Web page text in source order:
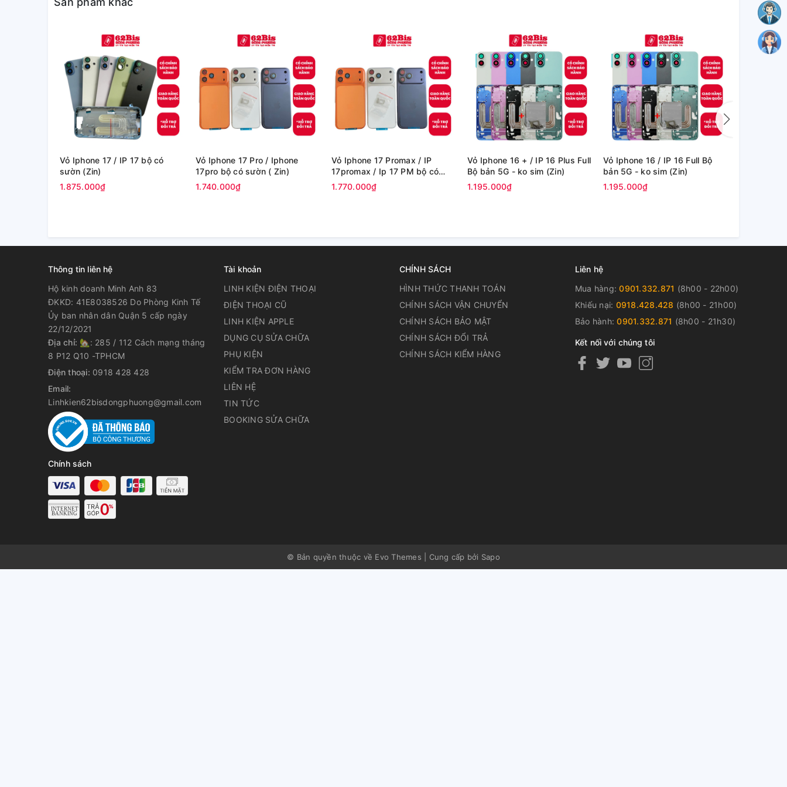
Vỏ Iphone 17 / IP 17 bộ có
sườn (Zin)
1.875.000₫
Vỏ Iphone 17 Pro / Iphone
17pro bộ có sườn ( Zin)
1.740.000₫
Vỏ Iphone 17 Promax / IP
17promax / Ip 17 PM bộ có
sườn ( Zin)
1.770.000₫
Vỏ Iphone 16 + / IP 16 Plus Full
Bộ bản 5G - ko sim (Zin)
1.195.000₫
Vỏ Iphone 16 / IP 16 Full Bộ
bản 5G - ko sim (Zin)
1.195.000₫
Thông tin liên hệ
Hộ kinh doanh Minh Anh 83
ĐKKD: 41E8038526 Do Phòng Kinh Tế
Ủy ban nhân dân Quận 5 cấp ngày
22/12/2021
Địa chỉ: 🏡: 285 / 112 Cách mạng tháng
8 P12 Q10 -TPHCM
Điện thoại: 0918 428 428
Email:
Linhkien62bisdongphuong@gmail.com
Chính sách
Tài khoản
LINH KIỆN ĐIỆN THOẠI
ĐIỆN THOẠI CŨ
LINH KIỆN APPLE
DỤNG CỤ SỬA CHỮA
PHỤ KIỆN
KIỂM TRA ĐƠN HÀNG
LIÊN HỆ
TIN TỨC
BOOKING SỬA CHỮA
CHÍNH SÁCH
HÌNH THỨC THANH TOÁN
CHÍNH SÁCH VẬN CHUYỂN
CHÍNH SÁCH BẢO MẬT
CHÍNH SÁCH ĐỔI TRẢ
CHÍNH SÁCH KIỂM HÀNG
Liên hệ
Mua hàng:0901.332.871 (8h00 - 22h00)
Khiếu nại: 0918.428.428 (8h00 - 21h00)
Bảo hành:0901.332.871 (8h00 - 21h30)
Kết nối với chúng tôi
© Bản quyền thuộc về Evo Themes Cung cấp bởi Sapo